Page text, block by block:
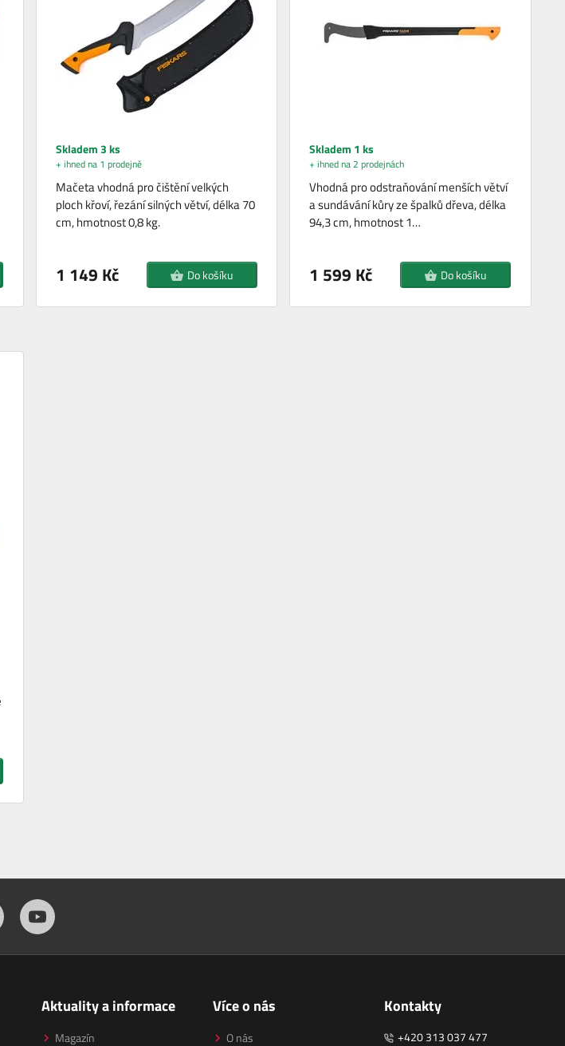
Skladem 3 ks
+ ihned na 1 prodejně
Mačeta vhodná pro čištění velkých
ploch křoví, řezání silných větví, délka 70
cm, hmotnost 0,8 kg.
1 149 Kč Do košíku
Skladem 1 ks
+ ihned na 2 prodejnách
Vhodná pro odstraňování menších větví
a sundávání kůry ze špalků dřeva, délka
94,3 cm, hmotnost 1…
1 599 Kč Do košíku
Aktuality a informace
Magazín
Více o nás
O nás
Kontakty
+420 313 037 477